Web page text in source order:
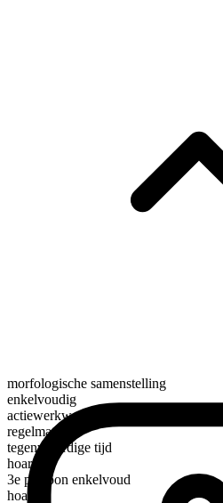
morfologische samenstelling
enkelvoudig
actiewerkwoord
regelmatig
tegenwoordige tijd
hoard
3e persoon enkelvoud
hoards